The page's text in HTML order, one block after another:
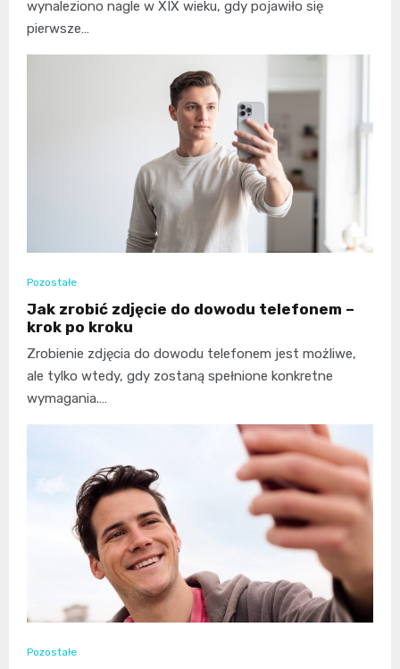
wynaleziono nagle w XIX wieku, gdy pojawiło się
pierwsze…
Pozostałe
Jak zrobić zdjęcie do dowodu telefonem –
krok po kroku
Zrobienie zdjęcia do dowodu telefonem jest możliwe,
ale tylko wtedy, gdy zostaną spełnione konkretne
wymagania.…
Pozostałe